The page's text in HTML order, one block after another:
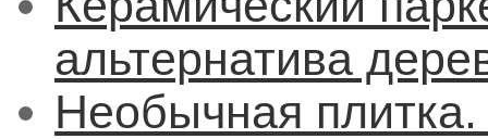
альтернатива
Необычная